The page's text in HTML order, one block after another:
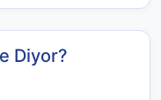
Diyor?